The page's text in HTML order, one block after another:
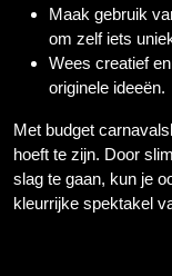
Maak gebruik
om zelf iets
Wees creatief
originele ideeën.
Met budget
hoeft te zijn. Door
slag te gaan, kun je
kleurrijke spektakel